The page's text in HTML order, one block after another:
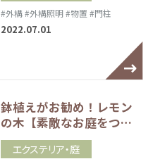
#外構#外構照明 #物置 #門柱
2022.07.01
鉢植えがお勧め！レモン
の木【素敵なお庭をつ…
エクステリア・庭